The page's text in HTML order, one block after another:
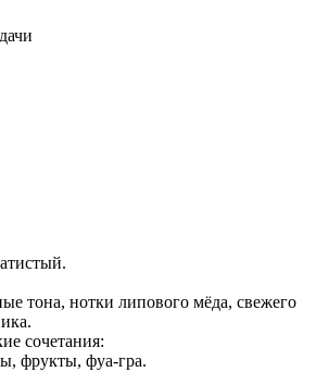
тона, нотки липового мёда, свежего
сочетания:
фрукты, фуа-гра.